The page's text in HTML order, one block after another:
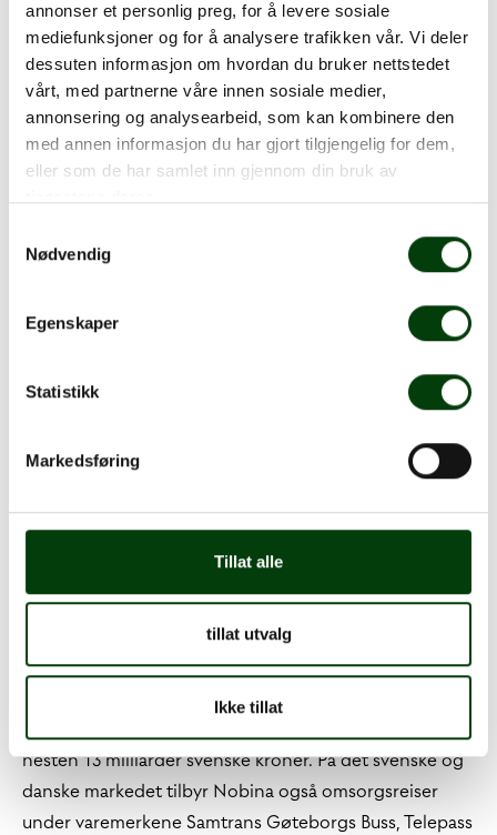
annonser et personlig preg, for å levere sosiale
mediefunksjoner og for å analysere trafikken vår. Vi deler
dessuten informasjon om hvordan du bruker nettstedet
vårt, med partnerne våre innen sosiale medier,
annonsering og analysearbeid, som kan kombinere den
med annen informasjon du har gjort tilgjengelig for dem,
eller som de har samlet inn gjennom din bruk av
Nødvendig
Egenskaper
Statistikk
Markedsføring
Tillat alle
tillat utvalg
Ikke tillat
For ytterligere informasjon, vennligst kontakt:
David Erixon, Head of Media Relations
david.erixon@nobina.se +46 72 967 02 84
Karine Nordseth appointed new Managing Director in
Om Nobina
Vi er Nobina. Med 13 000 medarbeidere i fire land er vi
Nordens største selskap innen kollektivtrafikk. Hver
dag året rundt velger én million mennesker å reise mer
bærekraftig med oss. Fra nord til sør, i byene eller på
med våre reisende og oppdragsgivere er vi store nok til
faktisk å utgjøre en forskjell. Fra en hyggelig velkomst
og behagelig bussreise, til ny smart teknologi som
bidrar til flere fossilfrie reiser. En unik mulighet til å
bidra til endring.
Konsernet er etablert i Sverige, Norge, Danmark og
nesten 13 milliarder svenske kroner. På det svenske og
danske markedet tilbyr Nobina også omsorgsreiser
under varemerkene Samtrans Gøteborgs Buss, Telepass